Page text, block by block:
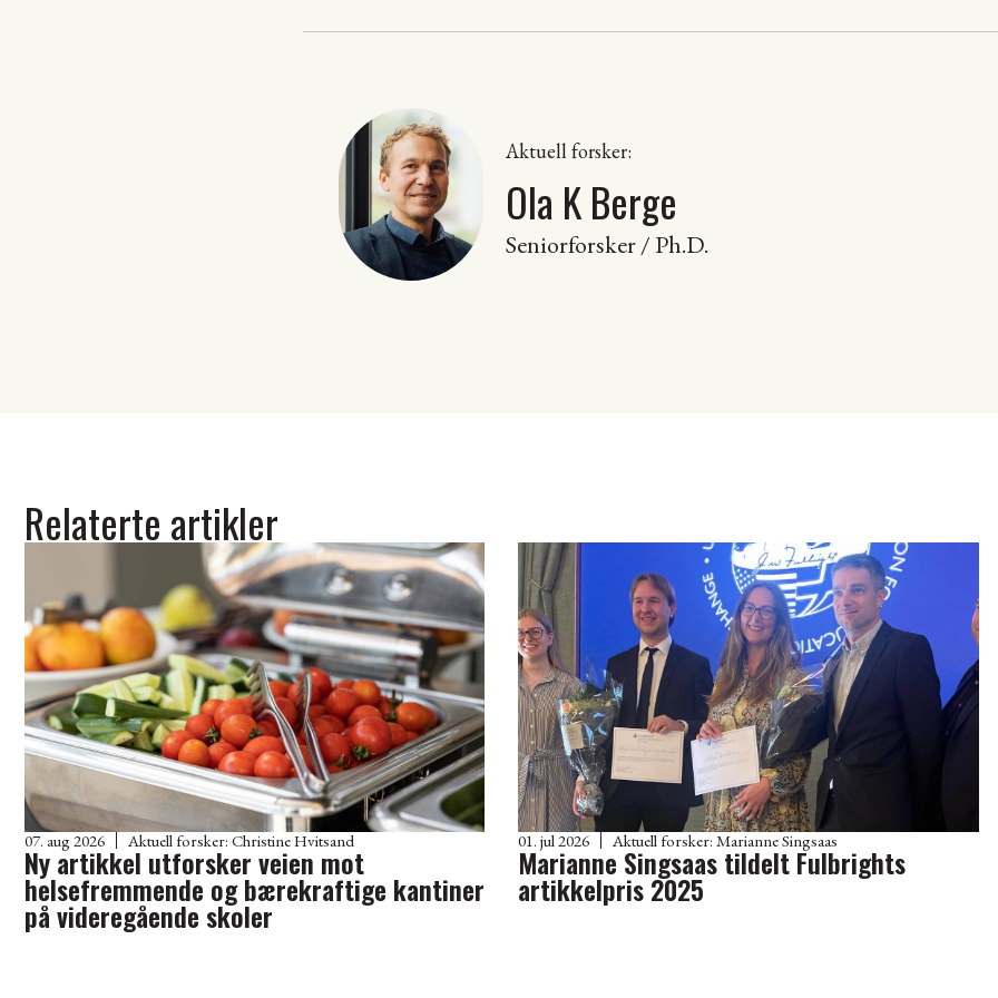
Aktuell forsker:
Ola K Berge
Seniorforsker / Ph.D.
Relaterte artikler
07. aug 2026 Aktuell forsker: Christine Hvitsand
Ny artikkel utforsker veien mot
helsefremmende og bærekraftige kantiner
på videregående skoler
01. jul 2026 Aktuell forsker:Marianne Singsaas
Marianne Singsaas tildelt Fulbrights
artikkelpris 2025